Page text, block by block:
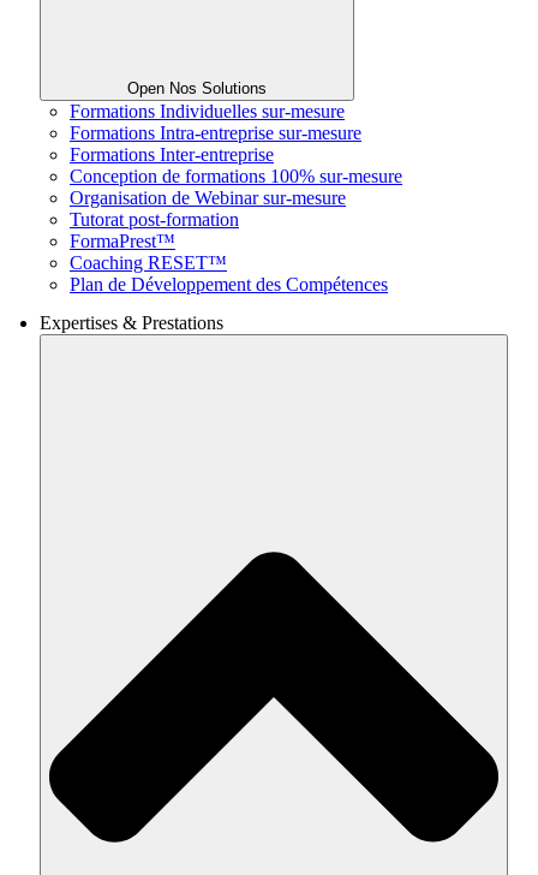
Open Nos Solutions
Formations Individuelles sur-mesure
Formations Intra-entreprise sur-mesure
Formations Inter-entreprise
Conception de formations 100% sur-mesure
Organisation de Webinar sur-mesure
Tutorat post-formation
FormaPrest™
Coaching RESET™
Plan de Développement des Compétences
Expertises & Prestations